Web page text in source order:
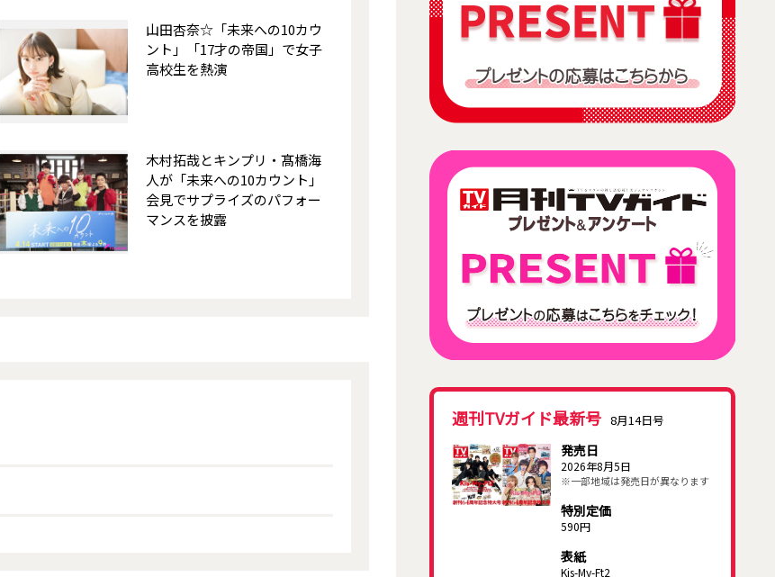
山田杏奈☆「未来への10カウ
ント」「17才の帝国」で女子
高校生を熱演
木村拓哉とキンプリ・髙橋海
人が「未来への10カウント」
会見でサプライズのパフォー
マンスを披露
週刊TVガイド最新号 8月14日号
発売日
2026年8月5日
※一部地域は発売日が異なります
特別定価
590円
表紙
Kis-My-Ft2